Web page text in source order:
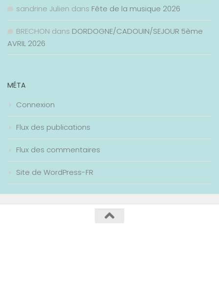
sandrine Julien dans Fête de la musique 2026
BRECHON dans DORDOGNE/CADOUIN/SEJOUR 5ème
AVRIL 2026
MÉTA
Connexion
Flux des publications
Flux des commentaires
Site de WordPress-FR